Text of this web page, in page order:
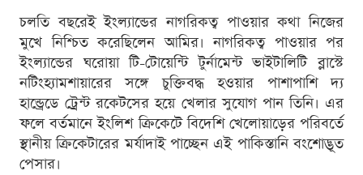
চলতি বছরেই ইংল্যান্ডের নাগরিকত্ব পাওয়ার কথা নিজের
মুখে নিশ্চিত করেছিলেন আমির। নাগরিকত্ব পাওয়ার পর
ইংল্যান্ডের ঘরোয়া টি-টোয়েন্টি টুর্নামেন্ট ভাইটালিটি ব্লাস্টে
নটিংহ্যামশায়ারের সঙ্গে চুক্তিবদ্ধ হওয়ার পাশাপাশি দ্য
হান্ড্রেডে ট্রেন্ট রকেটসের হয়ে খেলার সুযোগ পান তিনি। এর
ফলে বর্তমানে ইংলিশ ক্রিকেটে বিদেশি খেলোয়াড়ের পরিবর্তে
স্থানীয় ক্রিকেটারের মর্যাদাই পাচ্ছেন এই পাকিস্তানি বংশোদ্ভূত
পেসার।